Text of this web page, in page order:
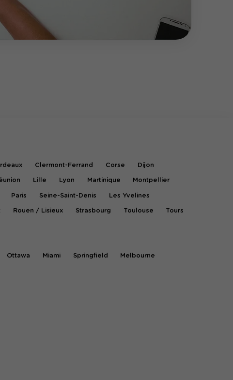
Clermont-Ferrand Corse Dijon
Lille Lyon Martinique Montpellier
Paris Seine-Saint-Denis Les Yvelines
Rouen / Lisieux Strasbourg Toulouse Tours
Ottawa Miami Springfield Melbourne